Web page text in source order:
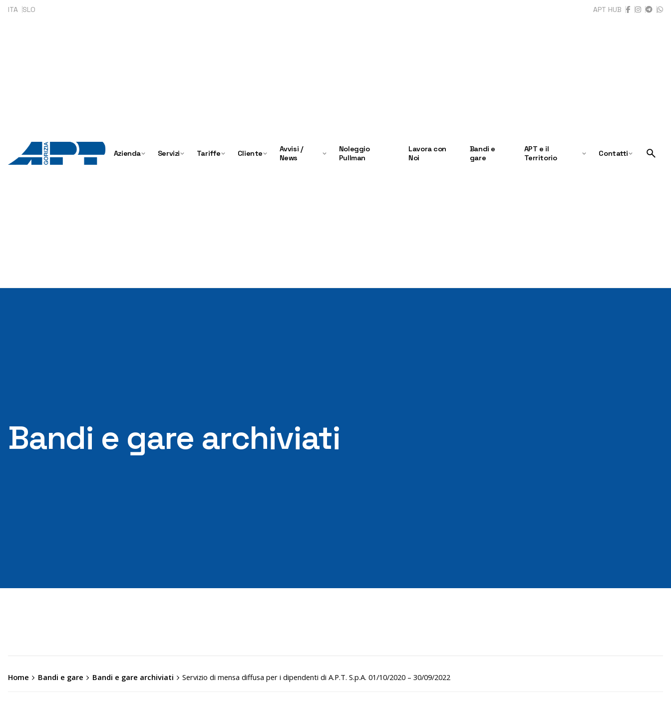
Skip
ITA SLO APT HUB
Azienda Servizi Tariffe Cliente
Avvisi /
News
Noleggio
Pullman
Lavora con
Noi
Bandi e
gare
APT e il
Territorio
Contatti
Bandi e gare archiviati
Home Bandi e gare Bandi e gare archiviati Servizio di mensa diffusa per i dipendenti di A.P.T. S.p.A. 01/10/2020 – 30/09/2022